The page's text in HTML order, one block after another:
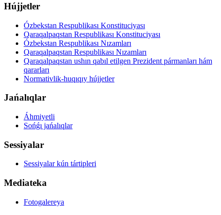
Hújjetler
Ózbekstan Respublikası Konstituciyası
Qaraqalpaqstan Respublikası Konstituciyası
Ózbekstan Respublikası Nızamları
Qaraqalpaqstan Respublikası Nızamları
Qaraqalpaqstan ushın qabıl etilgen Prezident pármanları hám
qararları
Normativlik-huqıqıy hújjetler
Jańalıqlar
Áhmiyetli
Sońǵı jańalıqlar
Sessiyalar
Sessiyalar kún tártipleri
Mediateka
Fotogalereya